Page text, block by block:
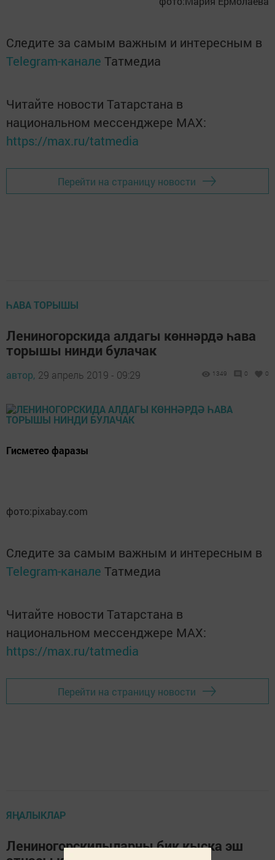
Следите за самым важным и интересным в
Telegram-канале Татмедиа
Читайте новости Татарстана в
национальном мессенджере MАХ:
https://max.ru/tatmedia
Перейти на страницу новости
ҺАВА ТОРЫШЫ
Лениногорскида алдагы көннәрдә һава
торышы нинди булачак
автор, 29 апрель 2019 - 09:29 1349 0 0
Гисметео фаразы
фото:pixabay.com
Следите за самым важным и интересным в
Telegram-канале Татмедиа
Читайте новости Татарстана в
национальном мессенджере MАХ:
https://max.ru/tatmedia
Перейти на страницу новости
ЯҢАЛЫКЛАР
Лениногорскилыларны бик кыска эш